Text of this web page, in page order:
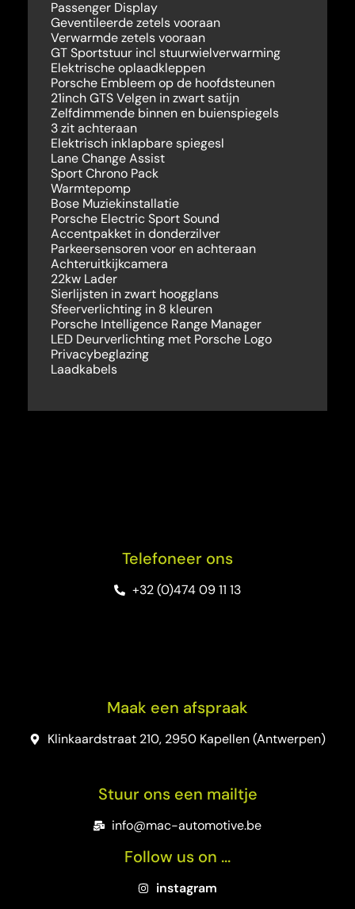
Passenger Display
Geventileerde zetels vooraan
Verwarmde zetels vooraan
GT Sportstuur incl stuurwielverwarming
Elektrische oplaadkleppen
Porsche Embleem op de hoofdsteunen
21inch GTS Velgen in zwart satijn
Zelfdimmende binnen en buienspiegels
3 zit achteraan
Elektrisch inklapbare spiegesl
Lane Change Assist
Sport Chrono Pack
Warmtepomp
Bose Muziekinstallatie
Porsche Electric Sport Sound
Accentpakket in donderzilver
Parkeersensoren voor en achteraan
Achteruitkijkcamera
22kw Lader
Sierlijsten in zwart hoogglans
Sfeerverlichting in 8 kleuren
Porsche Intelligence Range Manager
LED Deurverlichting met Porsche Logo
Privacybeglazing
Laadkabels
Telefoneer ons
+32 (0)474 09 11 13
Maak een afspraak
Klinkaardstraat 210, 2950 Kapellen (Antwerpen)
Stuur ons een mailtje
info@mac-automotive.be
Follow us on ...
instagram